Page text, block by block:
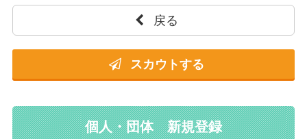
戻る
スカウトする
個人・団体 新規登録